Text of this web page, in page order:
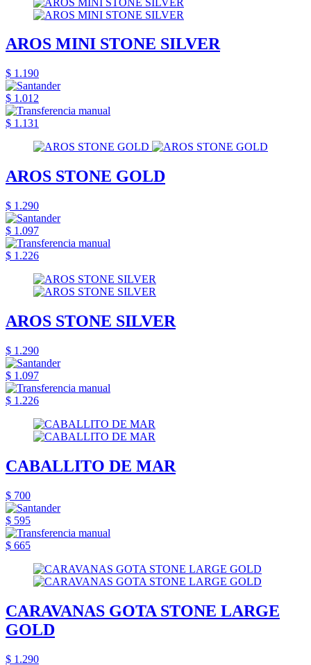
AROS MINI STONE SILVER
$ 1.190
$ 1.012
$ 1.131
AROS STONE GOLD
$ 1.290
$ 1.097
$ 1.226
AROS STONE SILVER
$ 1.290
$ 1.097
$ 1.226
CABALLITO DE MAR
$ 700
$ 595
$ 665
CARAVANAS GOTA STONE LARGE
GOLD
$ 1.290